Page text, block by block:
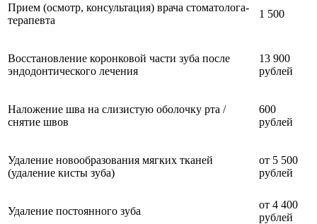
Прием (осмотр, консультация) врача стоматолога-
терапевта
1 500
Восстановление коронковой части зуба после
эндодонтического лечения
13 900
рублей
Наложение шва на слизистую оболочку рта /
снятие швов
600
рублей
Удаление новообразования мягких тканей
(удаление кисты зуба)
от 5 500
рублей
Удаление постоянного зуба
от 4 400
рублей